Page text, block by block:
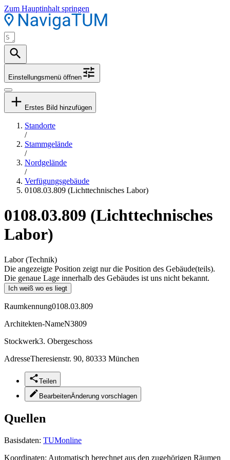
Zum Hauptinhalt springen
Einstellungsmenü öffnen
Erstes Bild hinzufügen
Standorte
/
Stammgelände
/
Nordgelände
/
Verfügungsgebäude
0108.03.809 (Lichttechnisches Labor)
0108.03.809 (Lichttechnisches
Labor)
Labor (Technik)
Die angezeigte Position zeigt nur die Position des Gebäude(teils).
Die genaue Lage innerhalb des Gebäudes ist uns nicht bekannt.
Ich weiß wo es liegt
Raumkennung0108.03.809
Architekten-NameN3809
Stockwerk3. Obergeschoss
AdresseTheresienstr. 90, 80333 München
Teilen
BearbeitenÄnderung vorschlagen
Quellen
Basisdaten: TUMonline
Koordinaten: Automatisch berechnet aus den zugehörigen Räumen